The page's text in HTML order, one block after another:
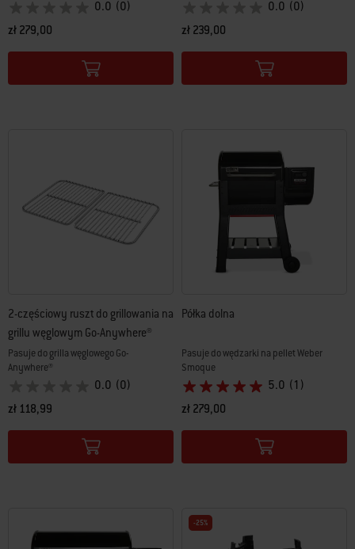
0.0 (0)
zł 279,00
0.0 (0)
zł 239,00
Color Options
2-częściowy ruszt do grillowania na
grillu węglowym Go-Anywhere®
Pasuje do grilla węglowego Go-
Anywhere®
0.0 (0)
zł 118,99
Color Options
Półka dolna
Pasuje do wędzarki na pellet Weber
Smoque
5.0 (1)
zł 279,00
Color Options
-25%